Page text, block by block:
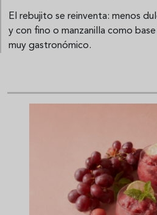
El rebujito se reinventa: menos
y con fino o manzanilla como
muy gastronómico.